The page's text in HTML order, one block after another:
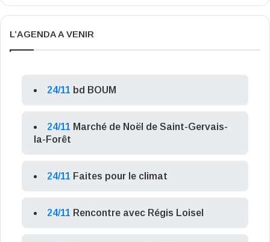
L’AGENDA A VENIR
24/11 bd BOUM
24/11 Marché de Noël de Saint-Gervais-
la-Forêt
24/11 Faites pour le climat
24/11 Rencontre avec Régis Loisel